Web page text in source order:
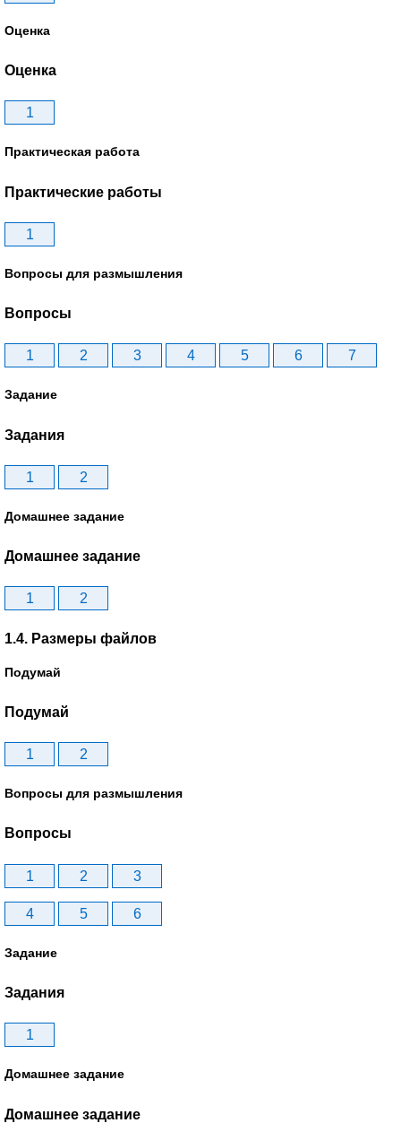
Оценка
Оценка
1
Практическая работа
Практические работы
1
Вопросы для размышления
Вопросы
1 2 3 4 5 6 7
Задание
Задания
1 2
Домашнее задание
Домашнее задание
1 2
1.4. Размеры файлов
Подумай
Подумай
1 2
Вопросы для размышления
Вопросы
1 2 3
4 5 6
Задание
Задания
1
Домашнее задание
Домашнее задание